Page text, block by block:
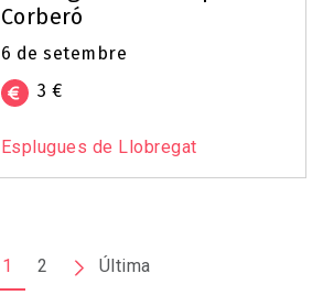
Corberó
6 de setembre
3 €
Esplugues de Llobregat
1 2
Pàgina
Última